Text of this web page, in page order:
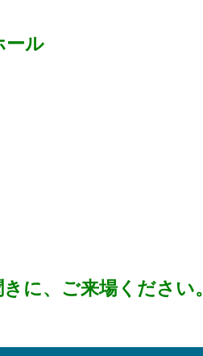
ール
に、ご来場ください。